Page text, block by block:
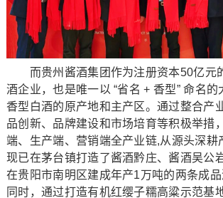
而贵州酱酒集团作为注册资本50亿元
酒企业，也是唯一以 “省名 + 香型” 命名
香型白酒的原产地和主产区。通过整合产
品创新、品牌建设和市场培育等积极举措
端、生产端、营销端全产业链,从源头深耕
现已在茅台镇打造了酱酒黔庄、酱酒吴公
在贵阳市南明区建成年产1万吨的两条成品
同时，通过打造有机红缨子糯高粱示范基